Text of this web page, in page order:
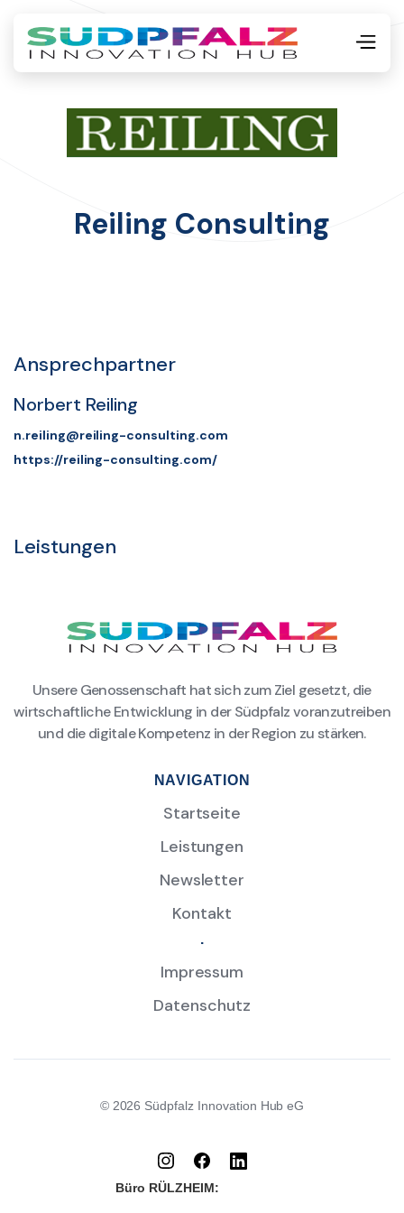
Reiling Consulting
Ansprechpartner
Norbert Reiling
n.reiling@reiling-consulting.com
https://reiling-consulting.com/
Leistungen
Unsere Genossenschaft hat sich zum Ziel gesetzt, die
wirtschaftliche Entwicklung in der Südpfalz voranzutreiben
und die digitale Kompetenz in der Region zu stärken.
NAVIGATION
Startseite
Leistungen
Newsletter
Kontakt
.
Impressum
Datenschutz
© 2026 Südpfalz Innovation Hub eG
Büro RÜLZHEIM: